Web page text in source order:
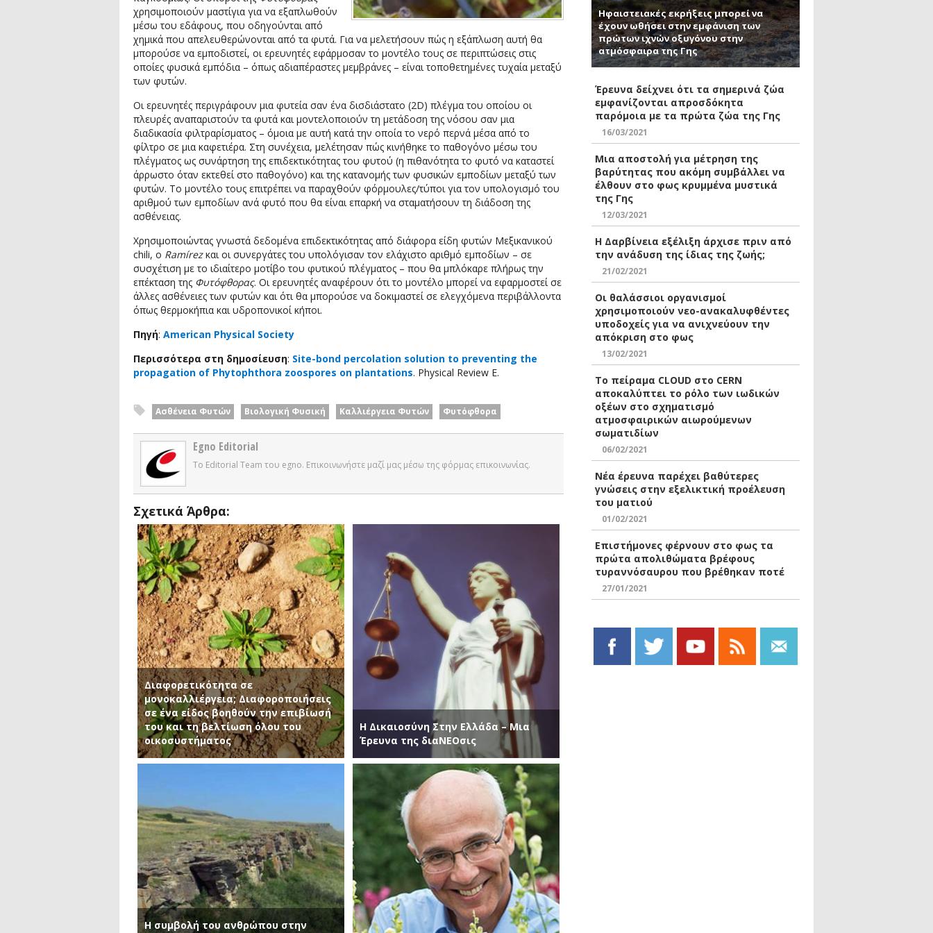
χρησιμοποιούν μαστίγια για να εξαπλωθούν
μέσω του εδάφους, που οδηγούνται από
χημικά που απελευθερώνονται από τα φυτά. Για να μελετήσουν πώς η εξάπλωση αυτή θα
μπορούσε να εμποδιστεί, οι ερευνητές εφάρμοσαν το μοντέλο τους σε περιπτώσεις στις
οποίες φυσικά εμπόδια – όπως αδιαπέραστες μεμβράνες – είναι τοποθετημένες τυχαία μεταξύ
των φυτών.
Οι ερευνητές περιγράφουν μια φυτεία σαν ένα δισδιάστατο (2D) πλέγμα του οποίου οι
πλευρές αναπαριστούν τα φυτά και μοντελοποιούν τη μετάδοση της νόσου σαν μια
διαδικασία φιλτραρίσματος – όμοια με αυτή κατά την οποία το νερό περνά μέσα από το
φίλτρο σε μια καφετιέρα. Στη συνέχεια, μελέτησαν πώς κινήθηκε το παθογόνο μέσω του
πλέγματος ως συνάρτηση της επιδεκτικότητας του φυτού (η πιθανότητα το φυτό να καταστεί
άρρωστο όταν εκτεθεί στο παθογόνο) και της κατανομής των φυσικών εμποδίων μεταξύ των
φυτών. Το μοντέλο τους επιτρέπει να παραχθούν φόρμουλες/τύποι για τον υπολογισμό του
αριθμού των εμποδίων ανά φυτό που θα είναι επαρκή να σταματήσουν τη διάδοση της
ασθένειας.
Χρησιμοποιώντας γνωστά δεδομένα επιδεκτικότητας από διάφορα είδη φυτών Μεξικανικού
chili, ο Ramírezκαι οι συνεργάτες του υπολόγισαν τον ελάχιστο αριθμό εμποδίων – σε
συσχέτιση με το ιδιαίτερο μοτίβο του φυτικού πλέγματος – που θα μπλόκαρε πλήρως την
επέκταση της Φυτόφθορας. Οι ερευνητές αναφέρουν ότι το μοντέλο μπορεί να εφαρμοστεί σε
άλλες ασθένειες των φυτών και ότι θα μπορούσε να δοκιμαστεί σε ελεγχόμενα περιβάλλοντα
όπως θερμοκήπια και υδροπονικοί κήποι.
Πηγή: American Physical Society
Περισσότερα στη δημοσίευση: Site-bond percolation solution to preventing the
propagation of Phytophthora zoospores on plantations. Physical Review E.
Ασθένεια Φυτών Βιολογική Φυσική Καλλιέργεια Φυτών Φυτόφθορα
Egno Editorial
Το Editorial Team του egno. Επικοινωνήστε μαζί μας μέσω της φόρμας επικοινωνίας.
Σχετικά Άρθρα:
Διαφορετικότητα σε
μονοκαλλιέργεια; Διαφοροποιήσεις
σε ένα είδος βοηθούν την επιβίωσή
του και τη βελτίωση όλου του
οικοσυστήματος
Η Δικαιοσύνη Στην Ελλάδα – Μια
Έρευνα της διαΝΕΟσις
Η συμβολή του ανθρώπου στην
Ηφαιστειακές εκρήξεις μπορεί να
έχουν ωθήσει στην εμφάνιση των
πρώτων ιχνών οξυγόνου στην
ατμόσφαιρα της Γης
Έρευνα δείχνει ότι τα σημερινά ζώα
εμφανίζονται απροσδόκητα
παρόμοια με τα πρώτα ζώα της Γης
16/03/2021
Μια αποστολή για μέτρηση της
βαρύτητας που ακόμη συμβάλλει να
έλθουν στο φως κρυμμένα μυστικά
της Γης
12/03/2021
Η Δαρβίνεια εξέλιξη άρχισε πριν από
την ανάδυση της ίδιας της ζωής;
21/02/2021
Οι θαλάσσιοι οργανισμοί
χρησιμοποιούν νεο-ανακαλυφθέντες
υποδοχείς για να ανιχνεύουν την
απόκριση στο φως
13/02/2021
Το πείραμα CLOUD στο CERN
αποκαλύπτει το ρόλο των ιωδικών
οξέων στο σχηματισμό
ατμοσφαιρικών αιωρούμενων
σωματιδίων
06/02/2021
Νέα έρευνα παρέχει βαθύτερες
γνώσεις στην εξελικτική προέλευση
του ματιού
01/02/2021
Επιστήμονες φέρνουν στο φως τα
πρώτα απολιθώματα βρέφους
τυραννόσαυρου που βρέθηκαν ποτέ
27/01/2021